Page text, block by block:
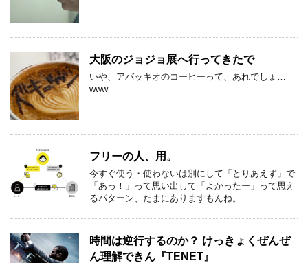
大阪のジョジョ展へ行ってきたで
いや、アバッキオのコーヒーって、あれでしょ…
www
フリーの人、用。
今すぐ使う・使わないは別にして「とりあえず」で
「あっ！」って思い出して「よかったー」って思え
るパターン、たまにありますもんね。
時間は逆行するのか？ けっきょくぜんぜ
ん理解できん『TENET』